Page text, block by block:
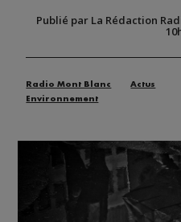
Publié par La Rédaction
Radio Mont Blanc
Actus
Environnement